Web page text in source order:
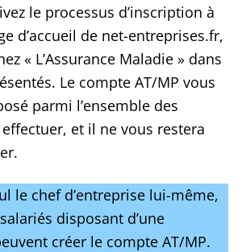
le processus d’inscription à
d’accueil de net-entreprises.fr,
« L’Assurance Maladie » dans
Le compte AT/MP vous
parmi l’ensemble des
et il ne vous restera
le chef d’entreprise lui-même,
disposant d’une
créer le compte AT/MP.